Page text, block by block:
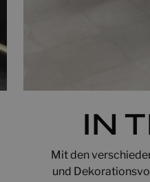
IN
Mit den
und